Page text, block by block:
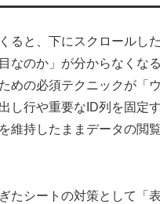
ると、下にスクロールし
なのか」が分からなくな
めの必須テクニックが「
し行や重要なID列を固定す
維持したままデータの閲
たシートの対策として「